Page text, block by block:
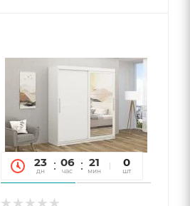
23
дн
06
час
21
мин
54
сек
0
шт